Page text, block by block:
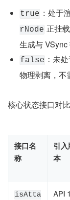
true ：处于
rNode 正挂
生成与 VSync
false ：未
物理剥离，不
核心状态接口对比
接口名
称
引入
本
isAtta
API